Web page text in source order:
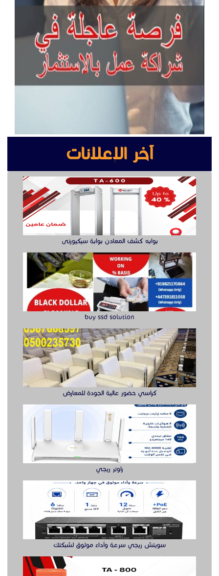
آخر الإعلانات
بوابه كشف المعادن بوابة سيكيورتى
buy ssd solution
كراسي حضور عالية الجودة للمعارض
راوتر ريجي
سويتش ريجي سرعة وأداء موثوق لشبكتك
بوابه مواقف السيارات بوابة دخول وخروج